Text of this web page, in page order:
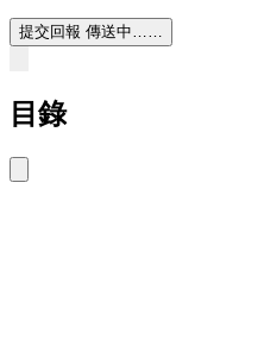
提交回報 傳送中……
目錄